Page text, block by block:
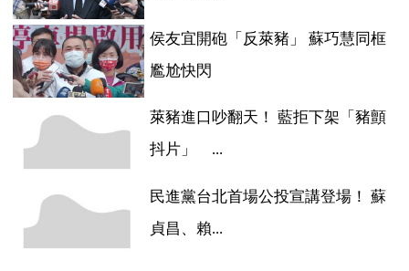
侯友宜開砲「反萊豬」 蘇巧慧同框
尷尬快閃
萊豬進口吵翻天！ 藍拒下架「豬顫
抖片」 ...
民進黨台北首場公投宣講登場！ 蘇
貞昌、賴...